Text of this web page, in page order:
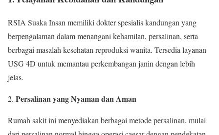
RSIA Suaka Insan memiliki dokter spesialis kandungan yang
berpengalaman dalam menangani kehamilan, persalinan, serta
berbagai masalah kesehatan reproduksi wanita. Tersedia layanan
USG 4D untuk memantau perkembangan janin dengan lebih
jelas.
2. Persalinan yang Nyaman dan Aman
Rumah sakit ini menyediakan berbagai metode persalinan, mulai